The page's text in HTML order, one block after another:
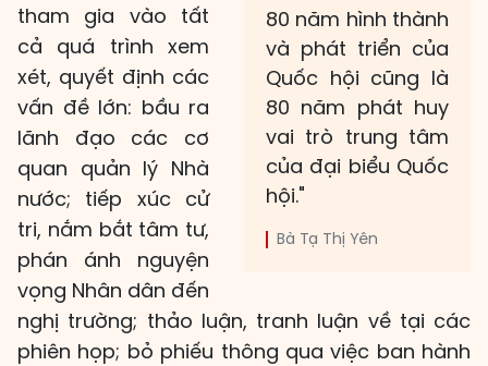
80 năm hình thành
và phát triển của
Quốc hội cũng là
80 năm phát huy
vai trò trung tâm
của đại biểu Quốc
hội."
Bà Tạ Thị Yên
tham gia vào tất
cả quá trình xem
xét, quyết định các
vấn đề lớn: bầu ra
lãnh đạo các cơ
quan quản lý Nhà
nước; tiếp xúc cử
tri, nắm bắt tâm tư,
phán ánh nguyện
vọng Nhân dân đến
nghị trường; thảo luận, tranh luận về tại các
phiên họp; bỏ phiếu thông qua việc ban hành